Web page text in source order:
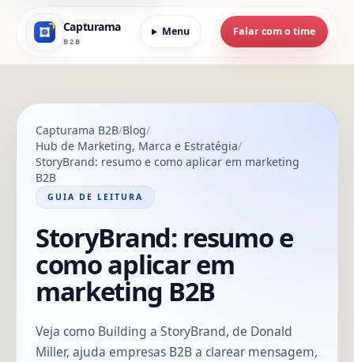
Capturama
B2B
Menu Falar com o time
Capturama B2B Blog
Hub de Marketing, Marca e Estratégia
StoryBrand: resumo e como aplicar em marketing
B2B
GUIA DE LEITURA
StoryBrand: resumo e
como aplicar em
marketing B2B
Veja como Building a StoryBrand, de Donald
Miller, ajuda empresas B2B a clarear mensagem,